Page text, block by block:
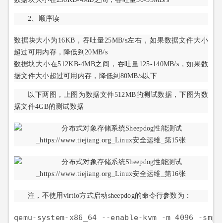
2、顺序读
数据块大小为16KB，吞吐量25MB/s左右，如果数据文件大小
超过可用内存，降低到20MB/s
数据块大小在512KB-4MB之间，吞吐量125-140MB/s，如果数
据文件大小超过可用内存，降低到80MB/s以下
以下两图，上图为数据文件512MB的测试数据，下图为数
据文件4GB的测试数据
注，不使用virtio方式启动sheepdog的命令行参数为：
qemu-system-x86_64 --enable-kvm -m 4096 -